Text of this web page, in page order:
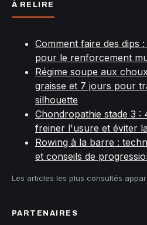
À RELIRE
Comment faire des dips
pour le renforcement
Régime soupe aux
graisse et 7 jours pour
silhouette
Chondropathie stade 3 :
freiner l'usure et éviter
Rowing à la barre :
et conseils de
Les articles les plus consultés
PARTENAIRES